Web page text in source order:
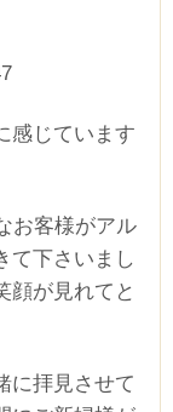
感じています
お客様がアル
て下さいまし
顔が見れてと
に拝見させて